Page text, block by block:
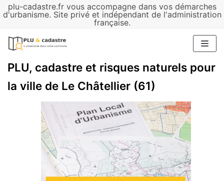
plu-cadastre.fr vous accompagne dans vos démarches
d'urbanisme. Site privé et indépendant de l'administration
française.
Aller
contenu
PLU, cadastre et risques naturels pour
la ville de Le Châtellier (61)